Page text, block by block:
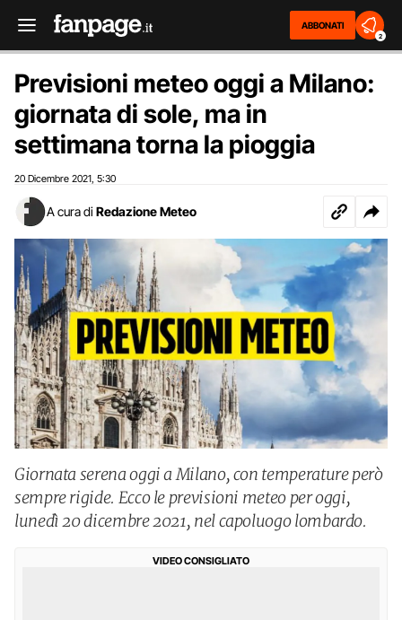
ABBONATI
2
Previsioni meteo oggi a Milano:
giornata di sole, ma in
settimana torna la pioggia
20 Dicembre 2021 5:30
A cura di Redazione Meteo
Giornata serena oggi a Milano, con temperature però
sempre rigide. Ecco le previsioni meteo per oggi,
lunedì 20 dicembre 2021, nel capoluogo lombardo.
VIDEO CONSIGLIATO